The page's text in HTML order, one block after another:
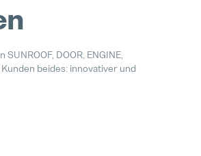
DOOR, ENGINE,
beides: innovativer und